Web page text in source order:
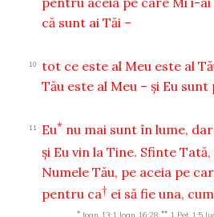
că sunt ai Tăi –
10 tot ce este al Meu este al
Tău este al Meu – şi Eu
11 Eu* nu mai sunt în lume,
şi Eu vin la Tine. Sfinte
Numele Tău, pe aceia pe
pentru ca† ei să fie una, cum
* **